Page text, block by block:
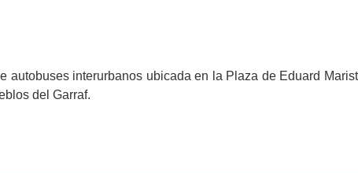
autobuses interurbanos ubicada en la Plaza de Eduard
del Garraf.